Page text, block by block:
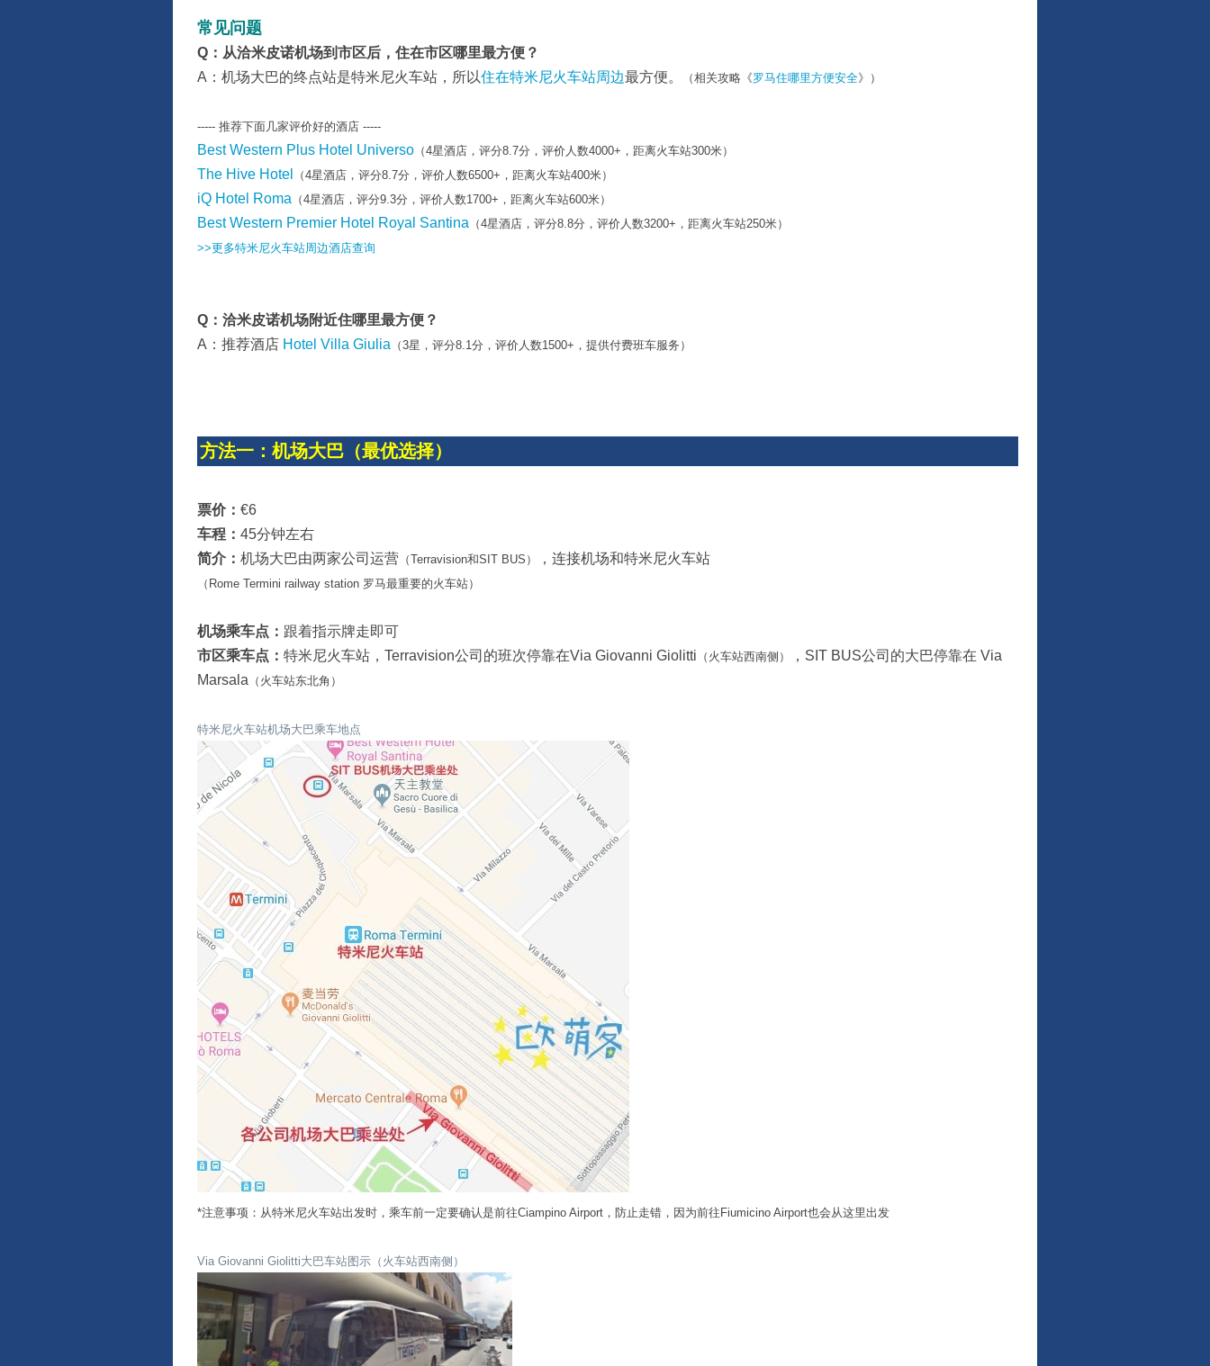
常见问题
Q：从洽米皮诺机场到市区后，住在市区哪里最方便？
A：机场大巴的终点站是特米尼火车站，所以住在特米尼火车站周边最方便。 （相关攻略《罗马住哪里方便安全》）
----- 推荐下面几家评价好的酒店 -----
Best Western Plus Hotel Universo （4星酒店，评分8.7分，评价人数4000+，距离火车站300米）
The Hive Hotel （4星酒店，评分8.7分，评价人数6500+，距离火车站400米）
iQ Hotel Roma （4星酒店，评分9.3分，评价人数1700+，距离火车站600米）
Best Western Premier Hotel Royal Santina （4星酒店，评分8.8分，评价人数3200+，距离火车站250米）
>>更多特米尼火车站周边酒店查询
Q：洽米皮诺机场附近住哪里最方便？
A：推荐酒店 Hotel Villa Giulia （3星，评分8.1分，评价人数1500+，提供付费班车服务）
方法一：机场大巴（最优选择）
票价： €6
车程： 45分钟左右
简介： 机场大巴由两家公司运营 （Terravision和SIT BUS） ，连接机场和特米尼火车站
（Rome Termini railway station 罗马最重要的火车站）
机场乘车点： 跟着指示牌走即可
市区乘车点： 特米尼火车站，Terravision公司的班次停靠在Via Giovanni Giolitti （火车站西南侧）
，SIT BUS公司的大巴停靠在 Via
Marsala （火车站东北角）
特米尼火车站机场大巴乘车地点
*注意事项：从特米尼火车站出发时，乘车前一定要确认是前往Ciampino Airport，防止走错，因为前往Fiumicino Airport也会从这里出发
Via Giovanni Giolitti大巴车站图示（火车站西南侧）